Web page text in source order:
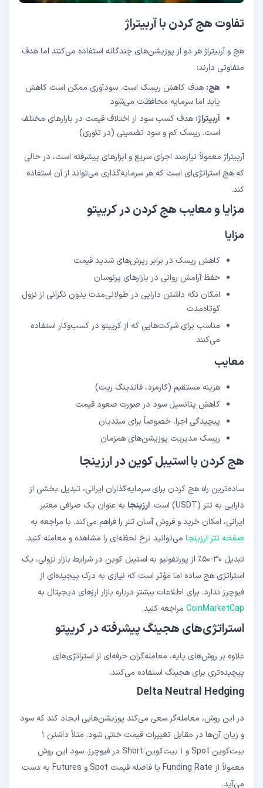
تفاوت هج کردن با آربیتراژ
هج و آربیتراژ هر دو از پوزیشن‌های چندگانه استفاده می‌کنند اما هدف
متفاوتی دارند:
هج: هدف کاهش ریسک است. سودآوری ممکن است کاهش
یابد اما سرمایه محافظت می‌شود
آربیتراژ: هدف کسب سود از اختلاف قیمت در بازارهای مختلف
است. ریسک کم و سود تضمینی (در تئوری)
آربیتراژ معمولاً نیازمند اجرای سریع و ابزارهای پیشرفته است، در حالی
که هج استراتژی‌ای است که هر سرمایه‌گذاری می‌تواند از آن استفاده
کند.
مزایا و معایب هج کردن در کریپتو
مزایا
کاهش ریسک در برابر ریزش‌های شدید قیمت
حفظ آرامش روانی در بازارهای پرنوسان
امکان نگه داشتن دارایی در طولانی‌مدت بدون نگرانی از نزول
کوتاه‌مدت
مناسب برای شرکت‌هایی که از کریپتو در کسب‌وکار استفاده
می‌کنند
معایب
هزینه مستقیم (کارمزد، فاندینگ ریت)
کاهش پتانسیل سود در صورت صعود قیمت
پیچیدگی اجرا، خصوصاً برای مبتدیان
ریسک مدیریت پوزیشن‌های همزمان
هج کردن با استیبل کوین در ارزینجا
ساده‌ترین راه هج کردن برای سرمایه‌گذاران ایرانی، تبدیل بخشی از
دارایی به تتر (USDT) است.
ارزینجا به عنوان یک صرافی معتبر
ایرانی، امکان خرید و فروش آسان تتر را فراهم می‌کند. با مراجعه به
صفحه تتر ارزینجا می‌توانید نرخ لحظه‌ای را مشاهده و معامله کنید.
تبدیل ۳۰-۵۰٪ از پورتفولیو به استیبل کوین در شرایط بازار نزولی، یک
استراتژی هج ساده اما مؤثر است که نیازی به درک پیچیده‌ای از
فیوچرز ندارد. برای اطلاعات بیشتر درباره بازار ارزهای دیجیتال به
CoinMarketCap مراجعه کنید.
استراتژی‌های هجینگ پیشرفته در کریپتو
علاوه بر روش‌های پایه، معامله‌گران حرفه‌ای از استراتژی‌های
پیچیده‌تری برای هجینگ استفاده می‌کنند.
Delta Neutral Hedging
در این روش، معامله‌گر سعی می‌کند پوزیشن‌هایی ایجاد کند که سود
و زیان آن‌ها در مقابل تغییرات قیمت خنثی شود. مثلاً داشتن ۱
بیت‌کوین Spot و ۱ بیت‌کوین Short در فیوچرز. سود این روش
معمولاً از Funding Rate یا فاصله قیمت Spot و Futures به دست
می‌آید.